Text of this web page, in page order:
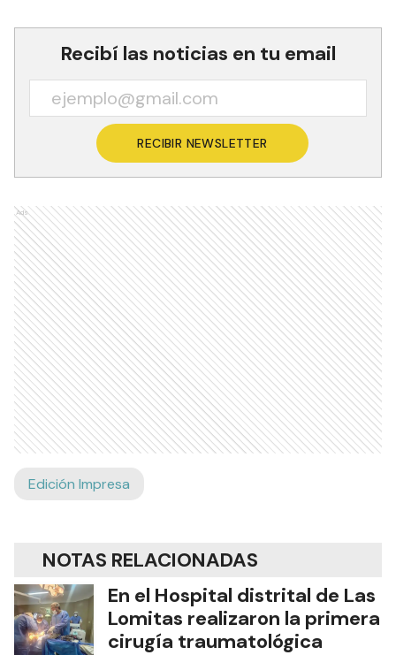
Recibí las noticias en tu email
RECIBIR NEWSLETTER
Ads
Edición Impresa
NOTAS RELACIONADAS
En el Hospital distrital de Las
Lomitas realizaron la primera
cirugía traumatológica